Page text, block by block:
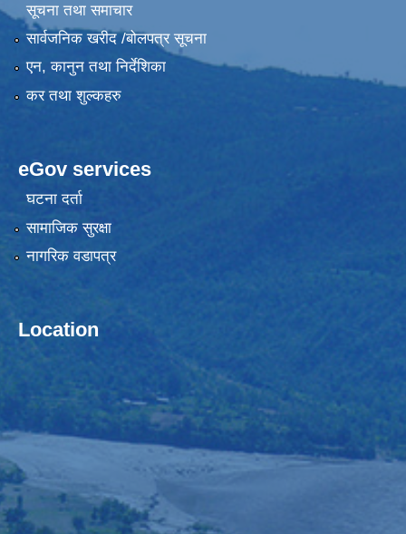
सूचना तथा समाचार
सार्वजनिक खरीद /बोलपत्र सूचना
एन, कानुन तथा निर्देशिका
कर तथा शुल्कहरु
eGov services
घटना दर्ता
सामाजिक सुरक्षा
नागरिक वडापत्र
Location